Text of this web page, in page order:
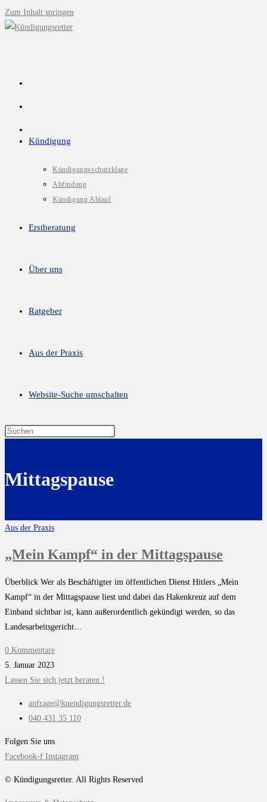
Zum Inhalt springen
Kündigung
Kündigungsschutzklage
Abfindung
Kündigung Ablauf
Erstberatung
Über uns
Ratgeber
Aus der Praxis
Website-Suche umschalten
Mittagspause
Aus der Praxis
„Mein Kampf“ in der Mittagspause
Überblick Wer als Beschäftigter im öffentlichen Dienst Hitlers „Mein
Kampf“ in der Mittagspause liest und dabei das Hakenkreuz auf dem
Einband sichtbar ist, kann außerordentlich gekündigt werden, so das
Landesarbeitsgericht…
0 Kommentare
5. Januar 2023
Lassen Sie sich jetzt beraten !
anfrage@kuendigungsretter.de
040 431 35 110
Folgen Sie uns
Facebook-f Instagram
© Kündigungsretter. All Rights Reserved